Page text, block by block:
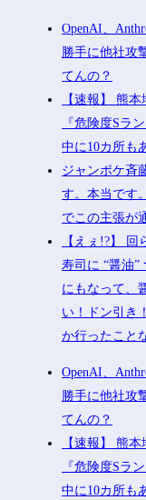
OpenAI、
勝手に他社攻
てんの？
【速報】 熊
『危険度Sラ
中に10カ所も
ジャンポケ斉
す。本当です
でこの主張が
【えぇ!?】
寿司に “醤油
にもなって、
い！ドン引き
か行ったこと
OpenAI、
勝手に他社攻
てんの？
【速報】 熊
『危険度Sラ
中に10カ所も